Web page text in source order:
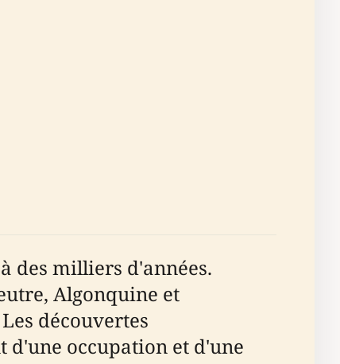
des milliers d'années.
Algonquine et
découvertes
d'une occupation et d'une